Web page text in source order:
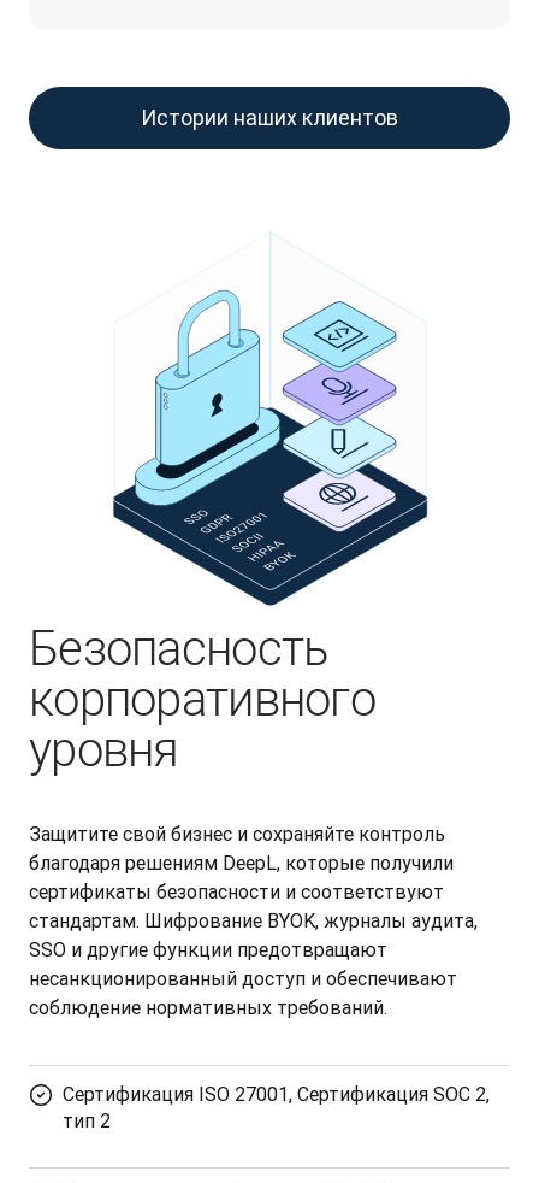
Истории наших клиентов
Безопасность
корпоративного
уровня
Защитите свой бизнес и сохраняйте контроль
благодаря решениям DeepL, которые получили
сертификаты безопасности и соответствуют
стандартам. Шифрование BYOK, журналы аудита,
SSO и другие функции предотвращают
несанкционированный доступ и обеспечивают
соблюдение нормативных требований.
Сертификация ISO 27001, Сертификация SOC 2,
тип 2